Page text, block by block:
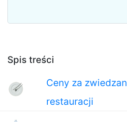
Spis treści
Ceny za
restauracji